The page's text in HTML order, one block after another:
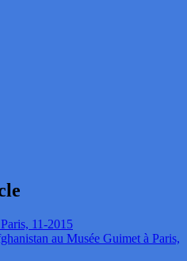
11-2015
au Musée Guimet à Paris,